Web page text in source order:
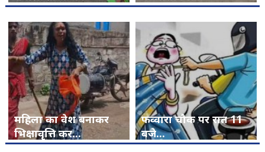
महिला का वेश बनाकर
भिक्षावृत्ति कर...
फव्वारा चौक पर रात 11
बजे...